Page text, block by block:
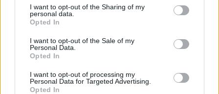
I want to opt-out of the Sharing of my
personal data.
Opted In
I want to opt-out of the Sale of my
Personal Data.
Opted In
I want to opt-out of processing my
Personal Data for Targeted Advertising.
Opted In
ρεκόρ Γκίνες για το πιο ακριβό παγωτό…
GOOD STUFF